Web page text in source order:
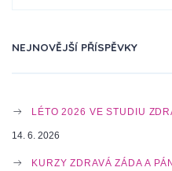
I
NEJNOVĚJŠÍ PŘÍSPĚVKY
LÉTO 2026 VE STUDIU
14. 6. 2026
KURZY ZDRAVÁ ZÁDA A